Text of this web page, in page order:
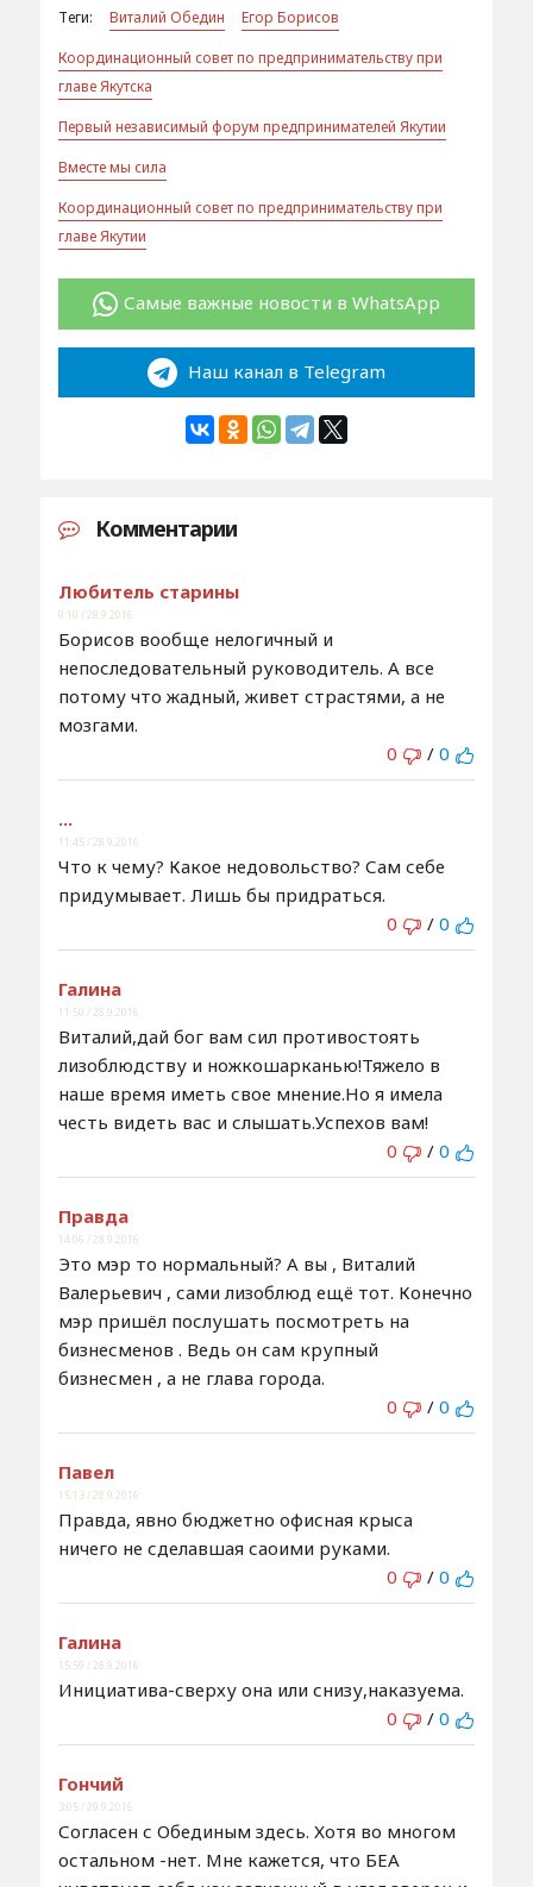
Теги: Виталий Обедин
Егор Борисов
Координационный совет по предпринимательству при
главе Якутска
Первый независимый форум предпринимателей Якутии
Вместе мы сила
Координационный совет по предпринимательству при
главе Якутии
Самые важные новости в WhatsApp
Наш канал в Telegram
Комментарии
Любитель старины
9:10 / 28.9.2016
Борисов вообще нелогичный и
непоследовательный руководитель. А все
потому что жадный, живет страстями, а не
мозгами.
0
/ 0
...
11:45 / 28.9.2016
Что к чему? Какое недовольство? Сам себе
придумывает. Лишь бы придраться.
0
/ 0
Галина
11:50 / 28.9.2016
Виталий,дай бог вам сил противостоять
лизоблюдству и ножкошарканью!Тяжело в
наше время иметь свое мнение.Но я имела
честь видеть вас и слышать.Успехов вам!
0
/ 0
Правда
14:06 / 28.9.2016
Это мэр то нормальный? А вы , Виталий
Валерьевич , сами лизоблюд ещё тот. Конечно
мэр пришёл послушать посмотреть на
бизнесменов . Ведь он сам крупный
бизнесмен , а не глава города.
0
/ 0
Павел
15:13 / 28.9.2016
Правда, явно бюджетно офисная крыса
ничего не сделавшая саоими руками.
0
/ 0
Галина
15:59 / 28.9.2016
Инициатива-сверху она или снизу,наказуема.
0
/ 0
Гончий
3:05 / 29.9.2016
Согласен с Обединым здесь. Хотя во многом
остальном -нет. Мне кажется, что БЕА